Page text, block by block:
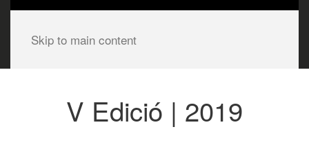
Skip to main content
V Edició | 2019